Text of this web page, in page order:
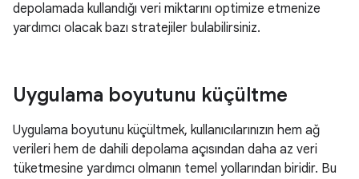
depolamada kullandığı veri miktarını optimize etmenize
yardımcı olacak bazı stratejiler bulabilirsiniz.
Uygulama boyutunu küçültme
Uygulama boyutunu küçültmek, kullanıcılarınızın hem ağ
verileri hem de dahili depolama açısından daha az veri
tüketmesine yardımcı olmanın temel yollarından biridir. Bu